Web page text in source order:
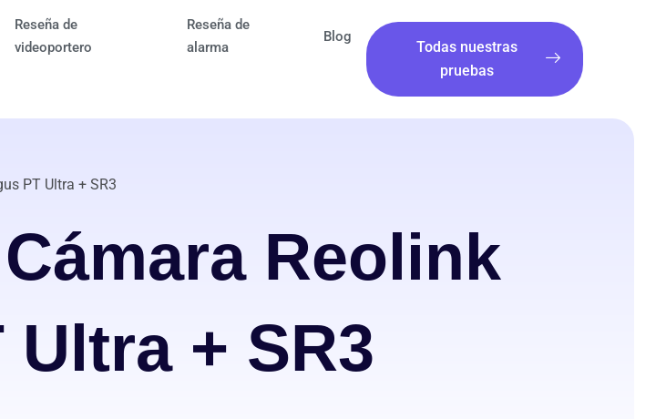
Reseña de
videoportero
Reseña de
alarma
Blog
Todas nuestras
pruebas
PT Ultra + SR3
Reolink
+ SR3